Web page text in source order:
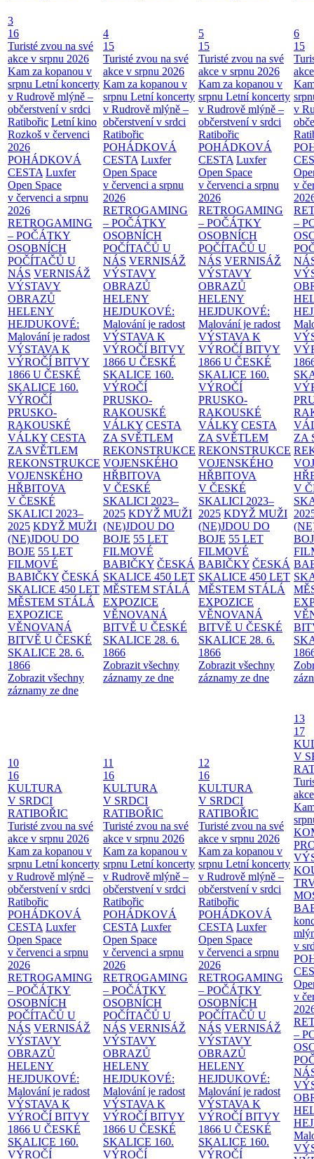
3
16
Turisté zvou na své
akce v srpnu 2026
Kam za kopanou v
srpnu Letní koncerty
v Rudrově mlýně –
občerstvení v srdci
Ratibořic Letní kino
Rozkoš v červenci
2026
POHÁDKOVÁ
CESTA Luxfer
Open Space
v červenci a srpnu
2026
RETROGAMING
– POČÁTKY
OSOBNÍCH
POČÍTAČŮ U
NÁS VERNISÁŽ
VÝSTAVY
OBRAZŮ
HELENY
HEJDUKOVÉ:
Malování je radost
VÝSTAVA K
VÝROČÍ BITVY
1866 U ČESKÉ
SKALICE 160.
VÝROČÍ
PRUSKO-
RAKOUSKÉ
VÁLKY CESTA
ZA SVĚTLEM
REKONSTRUKCE
VOJENSKÉHO
HŘBITOVA
V ČESKÉ
SKALICI 2023–
2025 KDYŽ MUŽI
(NE)JDOU DO
BOJE 55 LET
FILMOVÉ
BABIČKY ČESKÁ
SKALICE 450 LET
MĚSTEM STÁLÁ
EXPOZICE
VĚNOVANÁ
BITVĚ U ČESKÉ
SKALICE 28. 6.
1866
Zobrazit všechny
záznamy ze dne
4
15
Turisté zvou na své
akce v srpnu 2026
Kam za kopanou v
srpnu Letní koncerty
v Rudrově mlýně –
občerstvení v srdci
Ratibořic
POHÁDKOVÁ
CESTA Luxfer
Open Space
v červenci a srpnu
2026
RETROGAMING
– POČÁTKY
OSOBNÍCH
POČÍTAČŮ U
NÁS VERNISÁŽ
VÝSTAVY
OBRAZŮ
HELENY
HEJDUKOVÉ:
Malování je radost
VÝSTAVA K
VÝROČÍ BITVY
1866 U ČESKÉ
SKALICE 160.
VÝROČÍ
PRUSKO-
RAKOUSKÉ
VÁLKY CESTA
ZA SVĚTLEM
REKONSTRUKCE
VOJENSKÉHO
HŘBITOVA
V ČESKÉ
SKALICI 2023–
2025 KDYŽ MUŽI
(NE)JDOU DO
BOJE 55 LET
FILMOVÉ
BABIČKY ČESKÁ
SKALICE 450 LET
MĚSTEM STÁLÁ
EXPOZICE
VĚNOVANÁ
BITVĚ U ČESKÉ
SKALICE 28. 6.
1866
Zobrazit všechny
záznamy ze dne
5
15
Turisté zvou na své
akce v srpnu 2026
Kam za kopanou v
srpnu Letní koncerty
v Rudrově mlýně –
občerstvení v srdci
Ratibořic
POHÁDKOVÁ
CESTA Luxfer
Open Space
v červenci a srpnu
2026
RETROGAMING
– POČÁTKY
OSOBNÍCH
POČÍTAČŮ U
NÁS VERNISÁŽ
VÝSTAVY
OBRAZŮ
HELENY
HEJDUKOVÉ:
Malování je radost
VÝSTAVA K
VÝROČÍ BITVY
1866 U ČESKÉ
SKALICE 160.
VÝROČÍ
PRUSKO-
RAKOUSKÉ
VÁLKY CESTA
ZA SVĚTLEM
REKONSTRUKCE
VOJENSKÉHO
HŘBITOVA
V ČESKÉ
SKALICI 2023–
2025 KDYŽ MUŽI
(NE)JDOU DO
BOJE 55 LET
FILMOVÉ
BABIČKY ČESKÁ
SKALICE 450 LET
MĚSTEM STÁLÁ
EXPOZICE
VĚNOVANÁ
BITVĚ U ČESKÉ
SKALICE 28. 6.
1866
Zobrazit všechny
záznamy ze dne
6
15
v
v
–
ZA
V
10
16
KULTURA
V SRDCI
RATIBOŘIC
Turisté zvou na své
akce v srpnu 2026
Kam za kopanou v
srpnu Letní koncerty
v Rudrově mlýně –
občerstvení v srdci
Ratibořic
POHÁDKOVÁ
CESTA Luxfer
Open Space
v červenci a srpnu
2026
RETROGAMING
– POČÁTKY
OSOBNÍCH
POČÍTAČŮ U
NÁS VERNISÁŽ
VÝSTAVY
OBRAZŮ
HELENY
HEJDUKOVÉ:
Malování je radost
VÝSTAVA K
VÝROČÍ BITVY
1866 U ČESKÉ
SKALICE 160.
VÝROČÍ
11
16
KULTURA
V SRDCI
RATIBOŘIC
Turisté zvou na své
akce v srpnu 2026
Kam za kopanou v
srpnu Letní koncerty
v Rudrově mlýně –
občerstvení v srdci
Ratibořic
POHÁDKOVÁ
CESTA Luxfer
Open Space
v červenci a srpnu
2026
RETROGAMING
– POČÁTKY
OSOBNÍCH
POČÍTAČŮ U
NÁS VERNISÁŽ
VÝSTAVY
OBRAZŮ
HELENY
HEJDUKOVÉ:
Malování je radost
VÝSTAVA K
VÝROČÍ BITVY
1866 U ČESKÉ
SKALICE 160.
VÝROČÍ
12
16
KULTURA
V SRDCI
RATIBOŘIC
Turisté zvou na své
akce v srpnu 2026
Kam za kopanou v
srpnu Letní koncerty
v Rudrově mlýně –
občerstvení v srdci
Ratibořic
POHÁDKOVÁ
CESTA Luxfer
Open Space
v červenci a srpnu
2026
RETROGAMING
– POČÁTKY
OSOBNÍCH
POČÍTAČŮ U
NÁS VERNISÁŽ
VÝSTAVY
OBRAZŮ
HELENY
HEJDUKOVÉ:
Malování je radost
VÝSTAVA K
VÝROČÍ BITVY
1866 U ČESKÉ
SKALICE 160.
VÝROČÍ
13
17
V
v
v
–